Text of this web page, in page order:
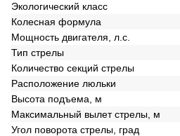
Экологический класс
Колесная формула
Мощность двигателя, л.с.
Тип стрелы
Количество секций стрелы
Расположение люльки
Высота подъема, м
Максимальный вылет стрелы, м
Угол поворота стрелы, град